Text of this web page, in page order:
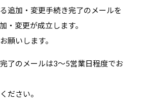
追加・変更手続き完了のメールを
・変更が成立します。
願いします。
了のメールは3～5営業日程度でお
ださい。